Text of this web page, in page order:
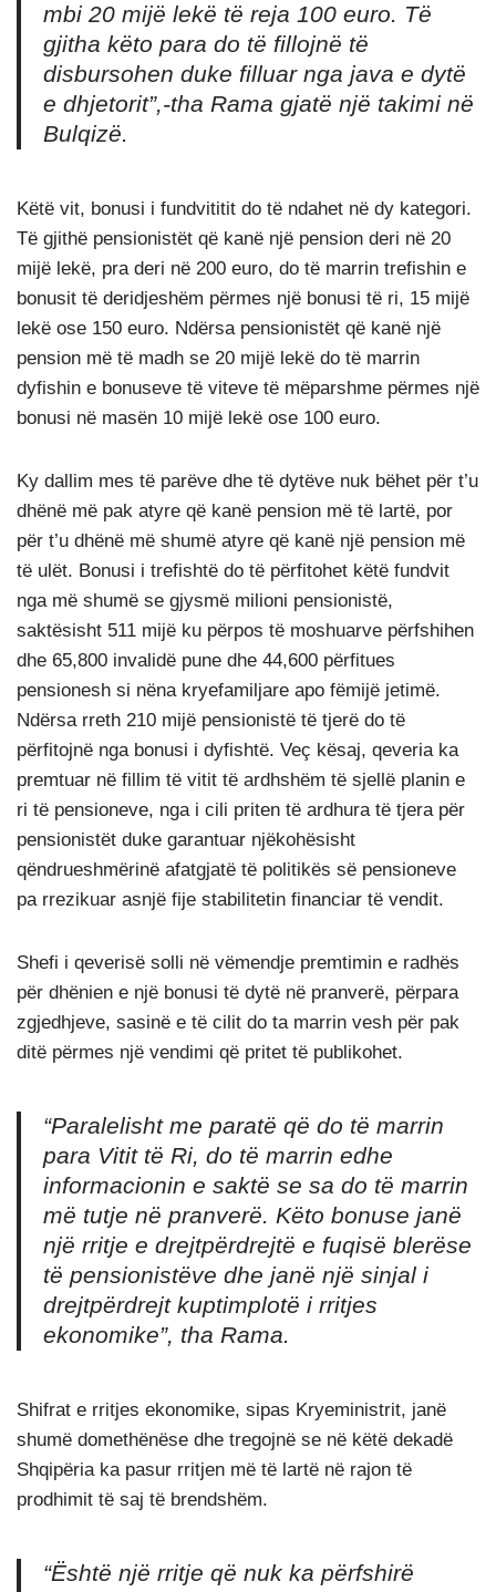
mbi 20 mijë lekë të reja 100 euro. Të
gjitha këto para do të fillojnë të
disbursohen duke filluar nga java e dytë
e dhjetorit”,-tha Rama gjatë një takimi në
Bulqizë.
Këtë vit, bonusi i fundvititit do të ndahet në dy kategori.
Të gjithë pensionistët që kanë një pension deri në 20
mijë lekë, pra deri në 200 euro, do të marrin trefishin e
bonusit të deridjeshëm përmes një bonusi të ri, 15 mijë
lekë ose 150 euro. Ndërsa pensionistët që kanë një
pension më të madh se 20 mijë lekë do të marrin
dyfishin e bonuseve të viteve të mëparshme përmes një
bonusi në masën 10 mijë lekë ose 100 euro.
Ky dallim mes të parëve dhe të dytëve nuk bëhet për t’u
dhënë më pak atyre që kanë pension më të lartë, por
për t’u dhënë më shumë atyre që kanë një pension më
të ulët. Bonusi i trefishtë do të përfitohet këtë fundvit
nga më shumë se gjysmë milioni pensionistë,
saktësisht 511 mijë ku përpos të moshuarve përfshihen
dhe 65,800 invalidë pune dhe 44,600 përfitues
pensionesh si nëna kryefamiljare apo fëmijë jetimë.
Ndërsa rreth 210 mijë pensionistë të tjerë do të
përfitojnë nga bonusi i dyfishtë. Veç kësaj, qeveria ka
premtuar në fillim të vitit të ardhshëm të sjellë planin e
ri të pensioneve, nga i cili priten të ardhura të tjera për
pensionistët duke garantuar njëkohësisht
qëndrueshmërinë afatgjatë të politikës së pensioneve
pa rrezikuar asnjë fije stabilitetin financiar të vendit.
Shefi i qeverisë solli në vëmendje premtimin e radhës
për dhënien e një bonusi të dytë në pranverë, përpara
zgjedhjeve, sasinë e të cilit do ta marrin vesh për pak
ditë përmes një vendimi që pritet të publikohet.
“Paralelisht me paratë që do të marrin
para Vitit të Ri, do të marrin edhe
informacionin e saktë se sa do të marrin
më tutje në pranverë. Këto bonuse janë
një rritje e drejtpërdrejtë e fuqisë blerëse
të pensionistëve dhe janë një sinjal i
drejtpërdrejt kuptimplotë i rritjes
ekonomike”, tha Rama.
Shifrat e rritjes ekonomike, sipas Kryeministrit, janë
shumë domethënëse dhe tregojnë se në këtë dekadë
Shqipëria ka pasur rritjen më të lartë në rajon të
prodhimit të saj të brendshëm.
“Është një rritje që nuk ka përfshirë